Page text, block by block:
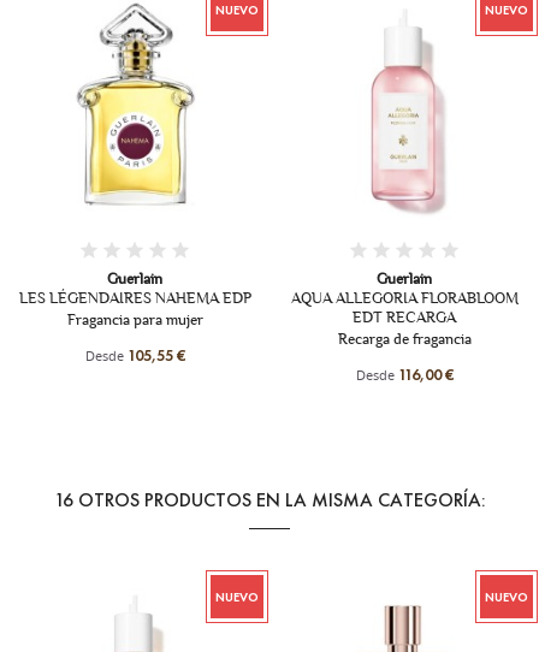
NUEVO
Guerlain
AQUA ALLEGORIA FLORABLOOM
EDT RECARGA
NUEVO
Guerlain
ABSOLUS ALLEGORIA SANTAL
ROYAL EDP
Fragancia unisex
Desde 124,90 €
16 OTROS PRODUCTOS EN LA MISMA CATEGORÍA:
NUEVO NUEVO